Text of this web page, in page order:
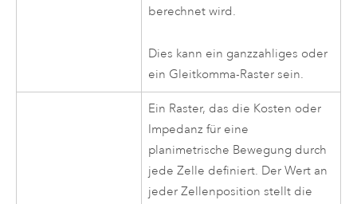
berechnet wird.
Dies kann ein ganzzahliges oder
ein Gleitkomma-Raster sein.
Ein Raster, das die Kosten oder
Impedanz für eine
planimetrische Bewegung durch
jede Zelle definiert. Der Wert an
jeder Zellenposition stellt die